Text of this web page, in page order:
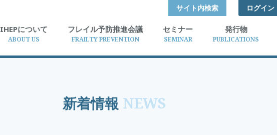
サイト内検索 ログイン
IHEPについて
ABOUT US
フレイル予防推進会議
FRAILTY PREVENTION
セミナー
SEMINAR
発行物
PUBLICATIONS
新着情報 NEWS